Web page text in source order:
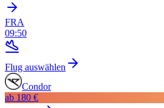
FRA
09:50
Flug auswählen
Condor
ab 180 €